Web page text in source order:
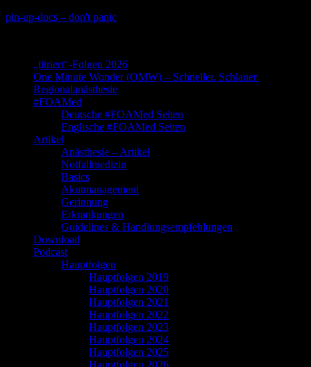
Skip
pin-up-docs – don't panic
„titriert“-Folgen 2026
One Minute Wonder (OMW) – Schneller. Schlauer.
Regionalanästhesie
#FOAMed
Deutsche #FOAMed Seiten
Englische #FOAMed Seiten
Artikel
Anästhesie – Artikel
Notfallmedizin
Basics
Akutmanagement
Gerinnung
Erkrankungen
Guidelines & Handlungsempfehlungen
Download
Podcast
Hauptfolgen
Hauptfolgen 2019
Hauptfolgen 2020
Hauptfolgen 2021
Hauptfolgen 2022
Hauptfolgen 2023
Hauptfolgen 2024
Hauptfolgen 2025
Hauptfolgen 2026